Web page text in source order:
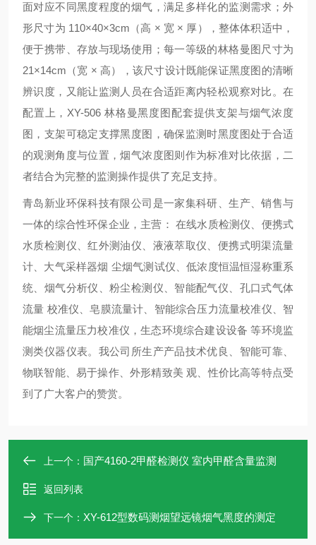
面对应不同黑度程度的烟气，满足多样化的监测需求；外
形尺寸为 110×40×3cm（高 × 宽 × 厚），整体体积适中，
便于携带、存放与现场使用；每一等级的林格曼图尺寸为
21×14cm（宽 × 高），该尺寸设计既能保证黑度图的清晰
辨识度，又能让监测人员在合适距离内轻松观察对比。在
配置上，XY-506 林格曼黑度图配套提供支架与烟气浓度
图，支架可稳定支撑黑度图，确保监测时黑度图处于合适
的观测角度与位置，烟气浓度图则作为标准对比依据，二
者结合为完整的监测操作提供了充足支持。
青岛新业环保科技有限公司是一家集科研、生产、销售与
一体的综合性环保企业，主营： 在线水质检测仪、便携式
水质检测仪、红外测油仪、液液萃取仪、便携式明渠流量
计、大气采样器烟 尘烟气测试仪、低浓度恒温恒湿称重系
统、烟气分析仪、粉尘检测仪、智能配气仪、孔口式气体
流量 校准仪、皂膜流量计、智能综合压力流量校准仪、智
能烟尘流量压力校准仪，生态环境综合建设设备 等环境监
测类仪器仪表。我公司所生产产品技术优良、智能可靠、
物联智能、易于操作、外形精致美 观、性价比高等特点受
到了广大客户的赞赏。
上一个： 国产4160-2甲醛检测仪 室内甲醛含量监测
返回列表
下一个： XY-612型数码测烟望远镜烟气黑度的测定